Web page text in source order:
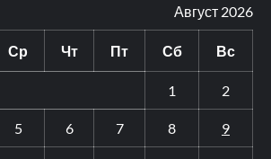
Август 2026
Ср Чт Пт Сб Вс
1 2
5 6 7 8 9